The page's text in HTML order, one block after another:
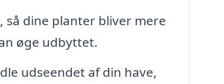
dine planter bliver mere
øge udbyttet.
udseendet af din have,